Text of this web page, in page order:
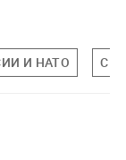
И НАТО